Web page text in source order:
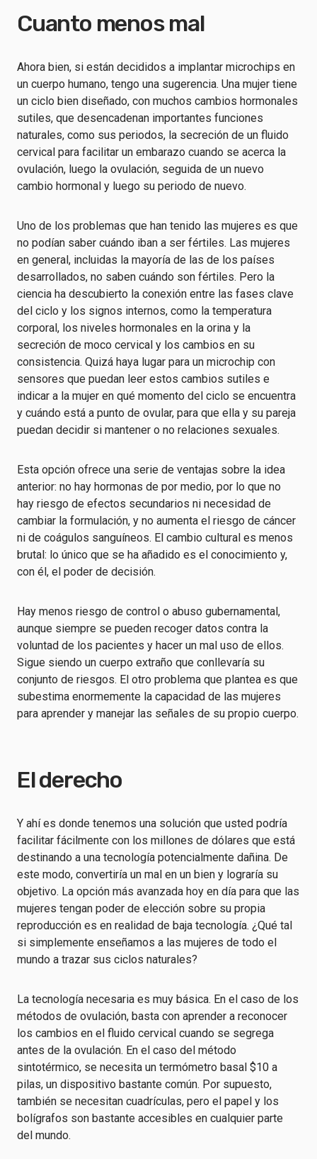
Cuanto menos mal
Ahora bien, si están decididos a implantar microchips en
un cuerpo humano, tengo una sugerencia. Una mujer tiene
un ciclo bien diseñado, con muchos cambios hormonales
sutiles, que desencadenan importantes funciones
naturales, como sus periodos, la secreción de un fluido
cervical para facilitar un embarazo cuando se acerca la
ovulación, luego la ovulación, seguida de un nuevo
cambio hormonal y luego su periodo de nuevo.
Uno de los problemas que han tenido las mujeres es que
no podían saber cuándo iban a ser fértiles. Las mujeres
en general, incluidas la mayoría de las de los países
desarrollados, no saben cuándo son fértiles. Pero la
ciencia ha descubierto la conexión entre las fases clave
del ciclo y los signos internos, como la temperatura
corporal, los niveles hormonales en la orina y la
secreción de moco cervical y los cambios en su
consistencia. Quizá haya lugar para un microchip con
sensores que puedan leer estos cambios sutiles e
indicar a la mujer en qué momento del ciclo se encuentra
y cuándo está a punto de ovular, para que ella y su pareja
puedan decidir si mantener o no relaciones sexuales.
Esta opción ofrece una serie de ventajas sobre la idea
anterior: no hay hormonas de por medio, por lo que no
hay riesgo de efectos secundarios ni necesidad de
cambiar la formulación, y no aumenta el riesgo de cáncer
ni de coágulos sanguíneos. El cambio cultural es menos
brutal: lo único que se ha añadido es el conocimiento y,
con él, el poder de decisión.
Hay menos riesgo de control o abuso gubernamental,
aunque siempre se pueden recoger datos contra la
voluntad de los pacientes y hacer un mal uso de ellos.
Sigue siendo un cuerpo extraño que conllevaría su
conjunto de riesgos. El otro problema que plantea es que
subestima enormemente la capacidad de las mujeres
para aprender y manejar las señales de su propio cuerpo.
El derecho
Y ahí es donde tenemos una solución que usted podría
facilitar fácilmente con los millones de dólares que está
destinando a una tecnología potencialmente dañina. De
este modo, convertiría un mal en un bien y lograría su
objetivo. La opción más avanzada hoy en día para que las
mujeres tengan poder de elección sobre su propia
reproducción es en realidad de baja tecnología. ¿Qué tal
si simplemente enseñamos a las mujeres de todo el
mundo a trazar sus ciclos naturales?
La tecnología necesaria es muy básica. En el caso de los
métodos de ovulación, basta con aprender a reconocer
los cambios en el fluido cervical cuando se segrega
antes de la ovulación. En el caso del método
sintotérmico, se necesita un termómetro basal $10 a
pilas, un dispositivo bastante común. Por supuesto,
también se necesitan cuadrículas, pero el papel y los
bolígrafos son bastante accesibles en cualquier parte
del mundo.